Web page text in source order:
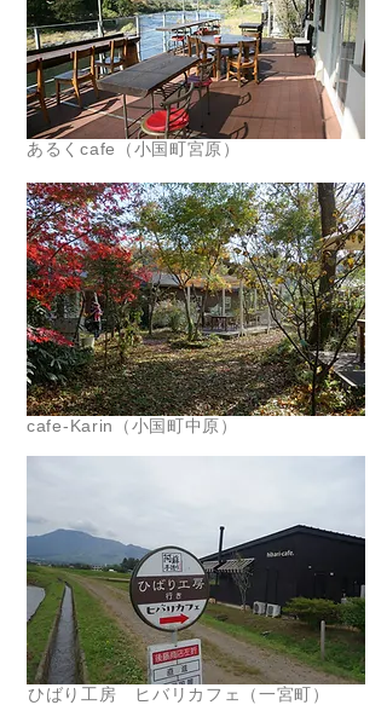
あるくcafe（小国町宮原）
cafe-Karin（小国町中原）
ひばり工房 ヒバリカフェ（一宮町）